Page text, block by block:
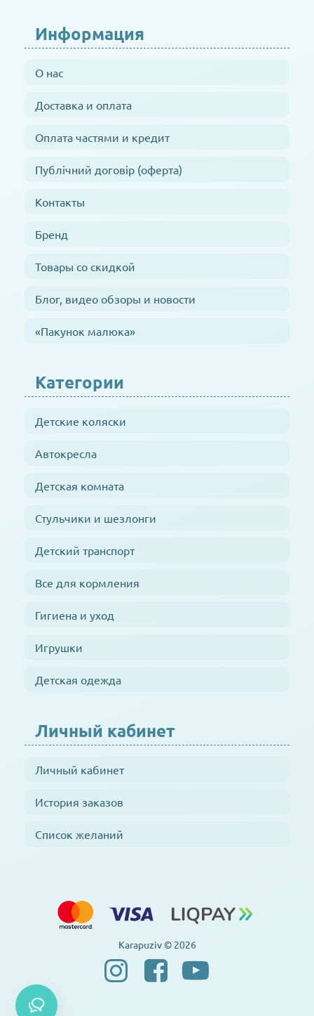
Информация
О нас
Доставка и оплата
Оплата частями и кредит
Публічний договір (оферта)
Контакты
Бренд
Товары со скидкой
Блог, видео обзоры и новости
«Пакунок малюка»
Категории
Детские коляски
Автокресла
Детская комната
Стульчики и шезлонги
Детский транспорт
Все для кормления
Гигиена и уход
Игрушки
Детская одежда
Личный кабинет
Личный кабинет
История заказов
Список желаний
Karapuziv © 2026